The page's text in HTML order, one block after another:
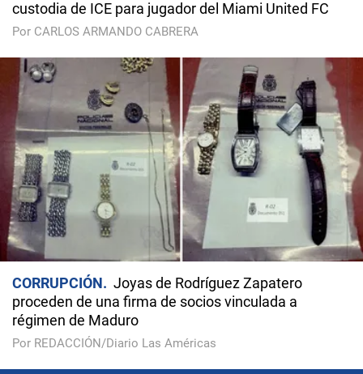
custodia de ICE para jugador del Miami United FC
Por CARLOS ARMANDO CABRERA
CORRUPCIÓN
Joyas de Rodríguez Zapatero
proceden de una firma de socios vinculada a
régimen de Maduro
Por REDACCIÓN/Diario Las Américas